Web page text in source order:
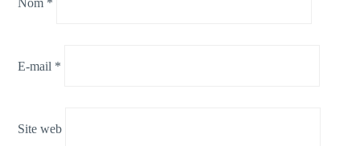
Nom *
E-mail *
Site web